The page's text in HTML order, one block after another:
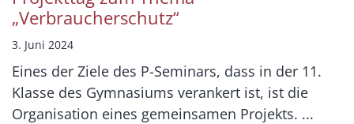
„Verbraucherschutz“
3. Juni 2024
Eines der Ziele des P-Seminars, dass in der 11.
Klasse des Gymnasiums verankert ist, ist die
Organisation eines gemeinsamen Projekts. ...